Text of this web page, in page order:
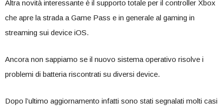
Altra novità interessante è il supporto totale per il controller Xbox
che apre la strada a Game Pass e in generale al gaming in
streaming sui device iOS.
Ancora non sappiamo se il nuovo sistema operativo risolve i
problemi di batteria riscontrati su diversi device.
Dopo l’ultimo aggiornamento infatti sono stati segnalati molti casi